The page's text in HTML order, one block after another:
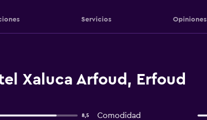
Servicios Opiniones
Xaluca Arfoud, Erfoud
8,5 Comodidad